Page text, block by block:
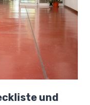
und